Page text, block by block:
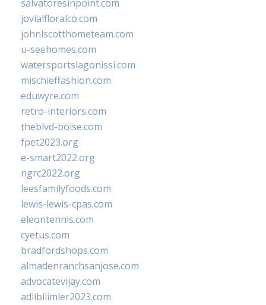
salvatoresinpoint.com
jovialfloralco.com
johnlscotthometeam.com
u-seehomes.com
watersportslagonissi.com
mischieffashion.com
eduwyre.com
retro-interiors.com
theblvd-boise.com
fpet2023.org
e-smart2022.org
ngrc2022.org
leesfamilyfoods.com
lewis-lewis-cpas.com
eleontennis.com
cyetus.com
bradfordshops.com
almadenranchsanjose.com
advocatevijay.com
adlibilimler2023.com